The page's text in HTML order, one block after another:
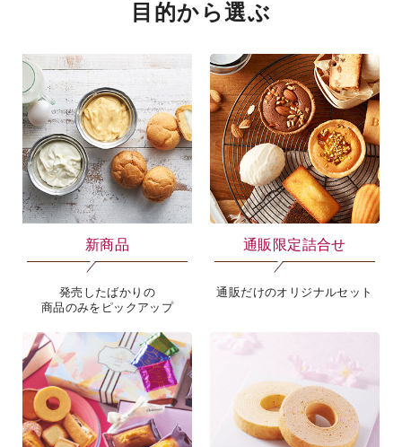
目的から選ぶ
新商品
発売したばかりの
商品のみをピックアップ
通販限定詰合せ
通販だけのオリジナルセット